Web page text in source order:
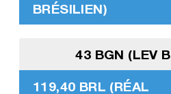
BRÉSILIEN)
43 BGN (LEV
119,40 BRL (RÉAL